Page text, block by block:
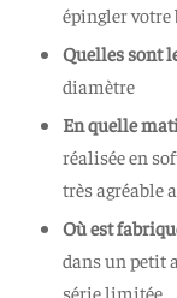
épingler votre
Quelles sont
diamètre
En quelle
réalisée en
très agréable
Où est
dans un petit
série limitée.